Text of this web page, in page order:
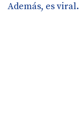
Además, es viral.